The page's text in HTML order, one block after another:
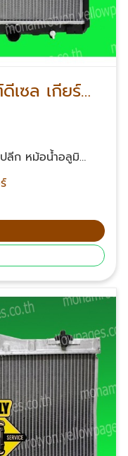
เซล เกียร์
ลีก หม้อน้ำอลูมิ
ก มีทุกรุ่นทุก
ค้า สั่งสินค้าได้ทุก
ม
2453, 099-